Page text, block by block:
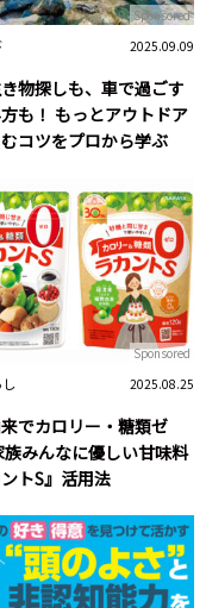
2025.09.09
物探しも、車で過ごす
も！ もっとアウトドア
コツをプロから学ぶ
Sponsored
2025.08.25
でカロリー・糖類ゼ
族みんなに優しい甘味料
ントS』活用法
Sponsored